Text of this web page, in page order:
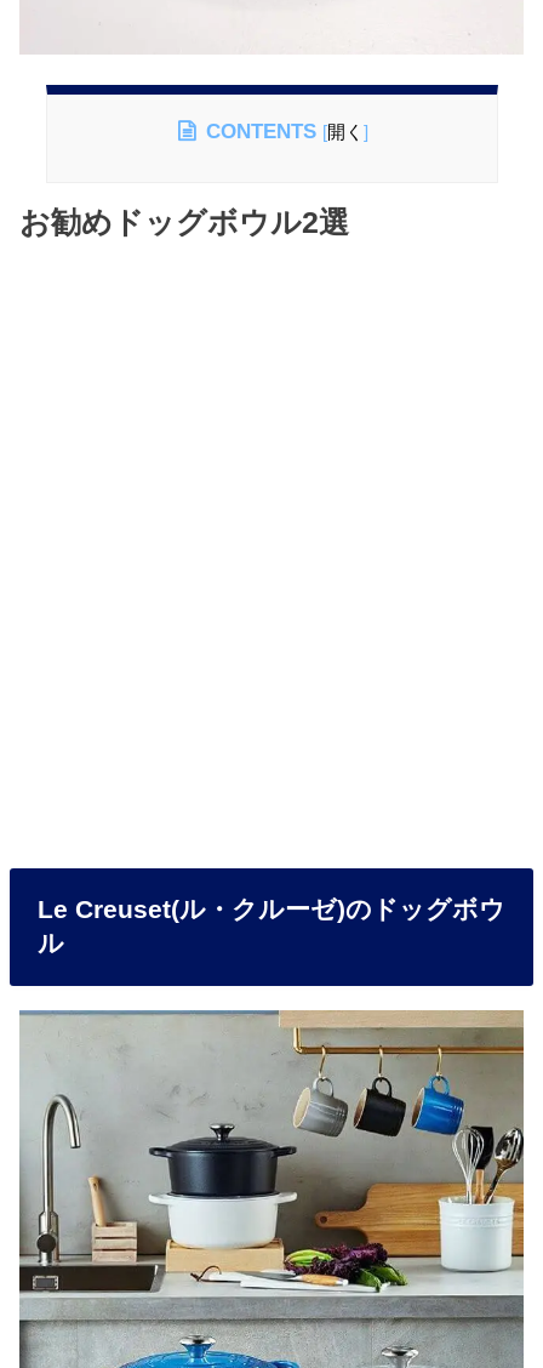
CONTENTS [開く ]
お勧めドッグボウル2選
Le Creuset(ル・クルーゼ)のドッグボウ
ル